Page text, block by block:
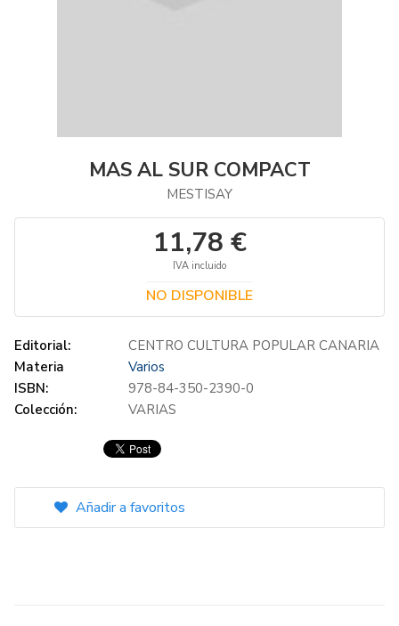
MAS AL SUR COMPACT
MESTISAY
11,78 €
IVA incluido
NO DISPONIBLE
Editorial:
CENTRO CULTURA POPULAR CANARIA
Materia
Varios
ISBN:
978-84-350-2390-0
Colección:
VARIAS
Añadir a favoritos